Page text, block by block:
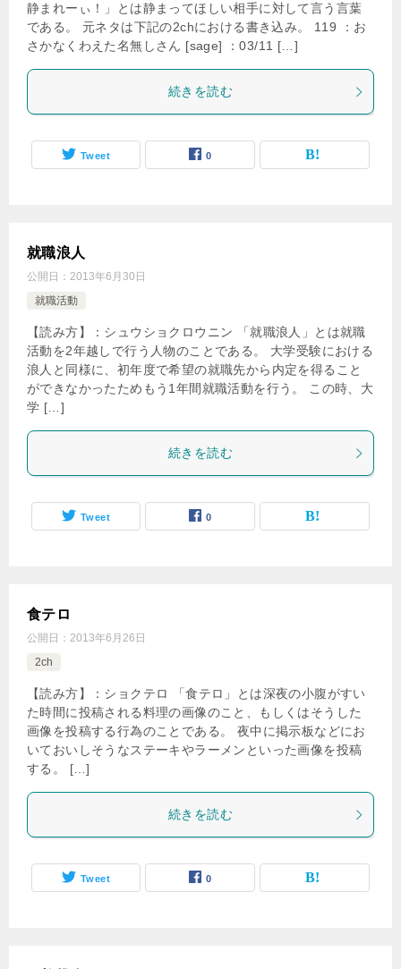
静まれーぃ！」とは静まってほしい相手に対して言う言葉
である。 元ネタは下記の2chにおける書き込み。 119 ：お
さかなくわえた名無しさん [sage] ：03/11 […]
続きを読む
Tweet 0
就職浪人
公開日： 2013年6月30日
就職活動
【読み方】：シュウショクロウニン 「就職浪人」とは就職
活動を2年越しで行う人物のことである。 大学受験における
浪人と同様に、初年度で希望の就職先から内定を得ること
ができなかったためもう1年間就職活動を行う。 この時、大
学 […]
続きを読む
Tweet 0
食テロ
公開日： 2013年6月26日
2ch
【読み方】：ショクテロ 「食テロ」とは深夜の小腹がすい
た時間に投稿される料理の画像のこと、もしくはそうした
画像を投稿する行為のことである。 夜中に掲示板などにお
いておいしそうなステーキやラーメンといった画像を投稿
する。 […]
続きを読む
Tweet 0